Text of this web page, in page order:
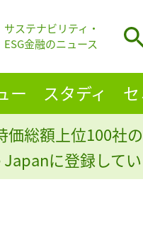
サステナビリティ・
ESG金融のニュース
ー スタディ
価総額上位100社
に登録して